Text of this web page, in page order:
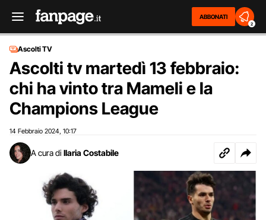
ABBONATI
2
Ascolti TV
Ascolti tv martedì 13 febbraio:
chi ha vinto tra Mameli e la
Champions League
14 Febbraio 2024 10:17
A cura di Ilaria Costabile